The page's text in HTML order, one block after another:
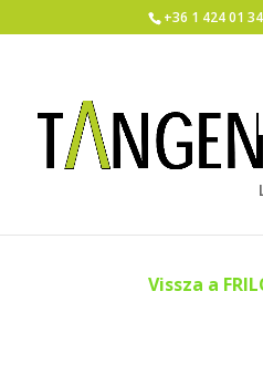
+36 1 424 01 34
Vissza a